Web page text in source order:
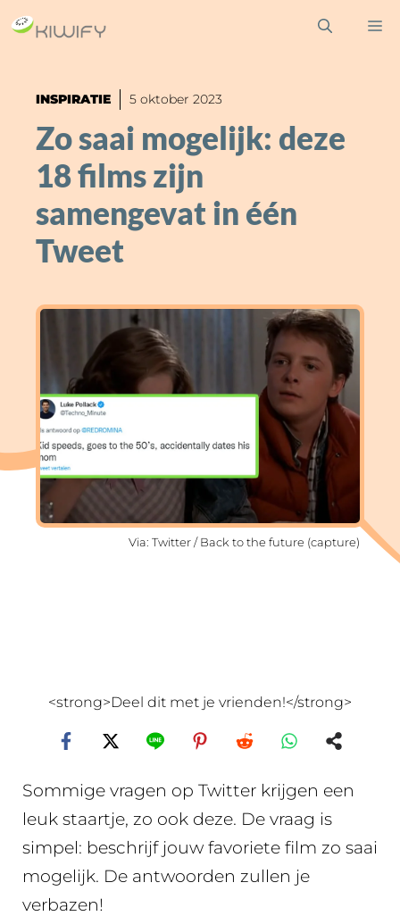
Ga
naar
inhoudINSPIRATIE 5 oktober 2023
Zo saai mogelijk: deze
18 films zijn
samengevat in één
Tweet
Via: Twitter / Back to the future (capture)
<strong>Deel dit met je vrienden!</strong>
Sommige vragen op Twitter krijgen een
leuk staartje, zo ook deze. De vraag is
simpel: beschrijf jouw favoriete film zo saai
mogelijk. De antwoorden zullen je
verbazen!